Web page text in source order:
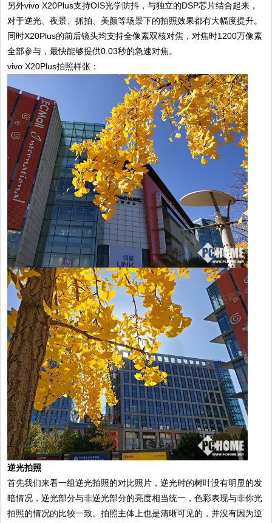
另外vivo X20Plus支持OIS光学防抖，与独立的DSP芯片结合起来，
对于逆光、夜景、抓拍、美颜等场景下的拍照效果都有大幅度提升。
同时X20Plus的前后镜头均支持全像素双核对焦，对焦时1200万像素
全部参与，最快能够提供0.03秒的急速对焦。
vivo X20Plus拍照样张：
逆光拍照
首先我们来看一组逆光拍照的对比照片，逆光时的树叶没有明显的发
暗情况，逆光部分与非逆光部分的亮度相当统一，色彩表现与非你光
拍照的情况的比较一致。拍照主体上也是清晰可见的，并没有因为逆